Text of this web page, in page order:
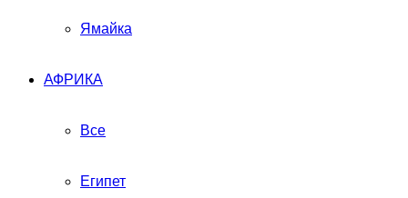
Ямайка
АФРИКА
Все
Египет